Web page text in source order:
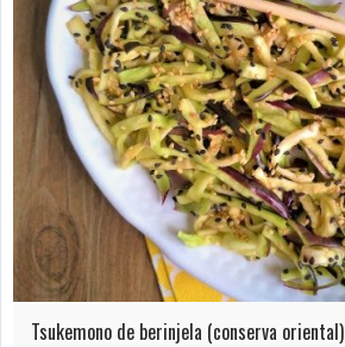
Tsukemono de berinjela (conserva oriental)